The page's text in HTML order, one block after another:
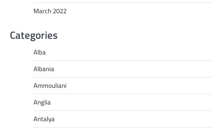
March 2022
Categories
Alba
Albania
Ammouliani
Anglia
Antalya